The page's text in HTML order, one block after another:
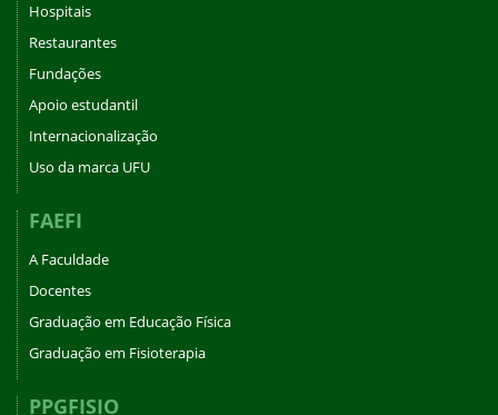
Hospitais
Restaurantes
Fundações
Apoio estudantil
Internacionalização
Uso da marca UFU
FAEFI
A Faculdade
Docentes
Graduação em Educação Física
Graduação em Fisioterapia
PPGFISIO